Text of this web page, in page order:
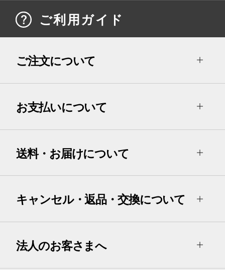
ご利用ガイド
ご注文について
お支払いについて
送料・お届けについて
キャンセル・返品・交換について
法人のお客さまへ